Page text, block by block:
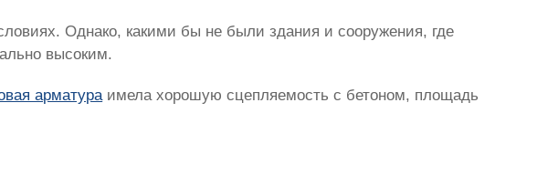
Однако, какими бы не были здания и сооружения, где
высоким.
арматураимела хорошую сцепляемость с бетоном, площадь